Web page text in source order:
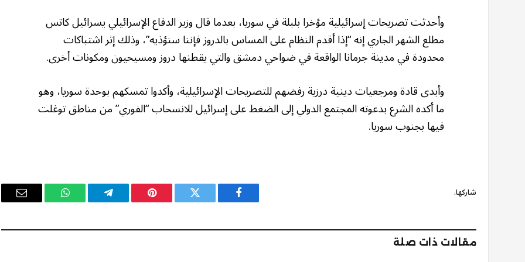
وأحدثت تصريحات إسرائيلية مؤخرا بلبلة في سوريا، بعدما قال وزير الدفاع الإسرائيلي يسرائيل كاتس
مطلع الشهر الجاري إنه “إذا أقدم النظام على المساس بالدروز فإننا سنؤذيه”، وذلك إثر اشتباكات
محدودة في مدينة جرمانا الواقعة في ضواحي دمشق والتي يقطنها دروز ومسيحيون ومكونات أخرى.
وأبدى قادة ومرجعيات دينية درزية رفضهم للتصريحات الإسرائيلية، وأكدوا تمسكهم بوحدة سوريا، وهو
ما أكده الشرع بدعوته المجتمع الدولي إلى الضغط على إسرائيل للانسحاب “الفوري” من مناطق توغلت
فيها بجنوب سوريا.
شاركها.
فيسبوك تويتر بينتيريستتيلقرام واتساب
البريد
مقالات ذات صلة